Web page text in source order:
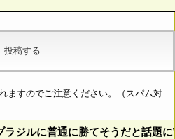
ますのでご注意ください。（スパム対
ラジルに普通に勝てそうだと話題